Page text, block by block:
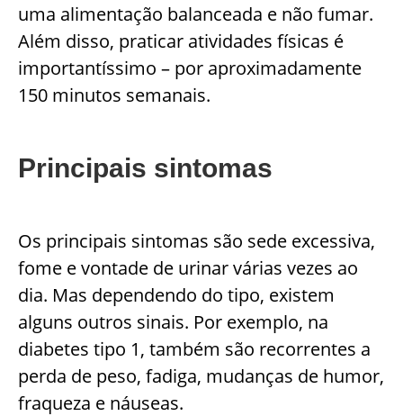
uma alimentação balanceada e não fumar.
Além disso, praticar atividades físicas é
importantíssimo – por aproximadamente
150 minutos semanais.
Principais sintomas
Os principais sintomas são sede excessiva,
fome e vontade de urinar várias vezes ao
dia. Mas dependendo do tipo, existem
alguns outros sinais. Por exemplo, na
diabetes tipo 1, também são recorrentes a
perda de peso, fadiga, mudanças de humor,
fraqueza e náuseas.